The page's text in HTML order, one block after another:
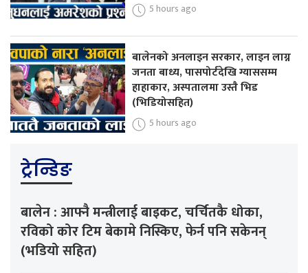
5 hours ago
बालेनको अनलाइन सरकार, लाइन लाग्न
जनता बाध्य, पासपोर्टदेखि ग्याससम्म
हाहाकार, अस्पतालमा उस्तै भिड
(भिडियोसहित)
5 hours ago
ट्रेन्डिङ
बालेन : आफ्नै मन्त्रीलाई बाइकट, चर्चितकै धोका,
रविको कोर टिम बेकामे निस्किए, फेर्न पनि सकेनन्
(भडियो सहित)